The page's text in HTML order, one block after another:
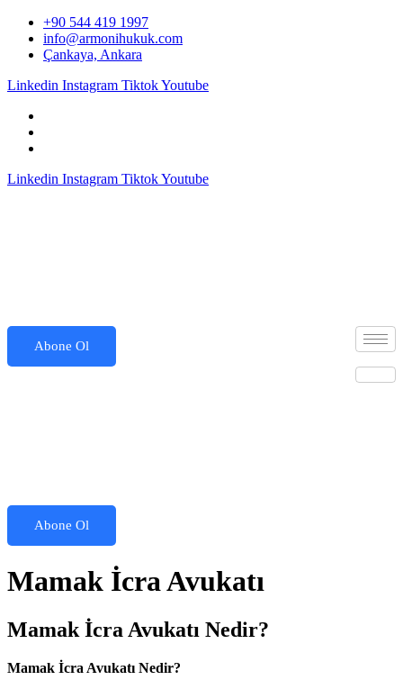
İçeriğe+90 544 419 1997
info@armonihukuk.com
Çankaya, Ankara
Linkedin Instagram TiktokYoutube
Linkedin Instagram TiktokYoutube
Abone Ol
Abone Ol
Mamak İcra Avukatı
Mamak İcra Avukatı Nedir?
Mamak İcra Avukatı Nedir?